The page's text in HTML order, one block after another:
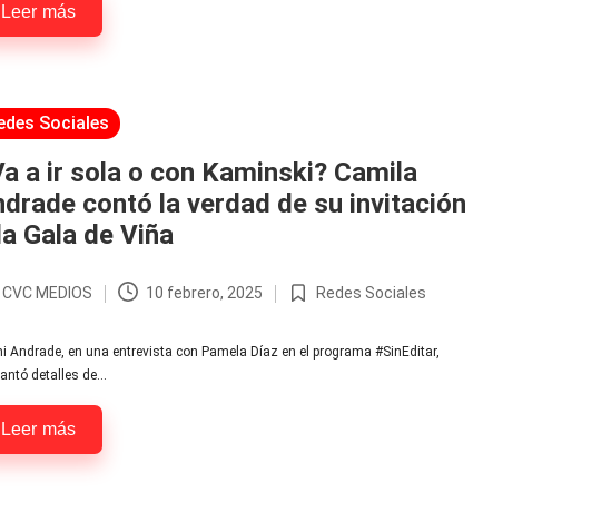
Leer más
Sociales
a ir sola o con Kaminski? Camila
contó la verdad de su invitación
Gala de Viña
CVC MEDIOS 10 febrero, 2025
Publicada
Redes Sociales
Andrade, en una entrevista con Pamela Díaz en el programa #SinEditar,
detalles de…
Leer más